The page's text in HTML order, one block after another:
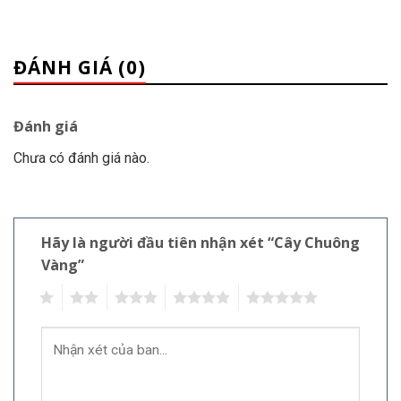
ĐÁNH GIÁ (0)
Đánh giá
Chưa có đánh giá nào.
Hãy là người đầu tiên nhận xét “Cây Chuông
Vàng”